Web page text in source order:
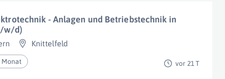
- Anlagen und Betriebstechnik in
w/d)
Knittelfeld
Monat vor 21 T